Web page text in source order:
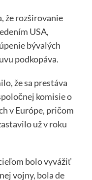
že rozširovanie
USA,
bývalých
podkopáva.
že sa prestáva
komisie o
v Európe, pričom
už v roku
bolo vyvážiť
vojny, bola de